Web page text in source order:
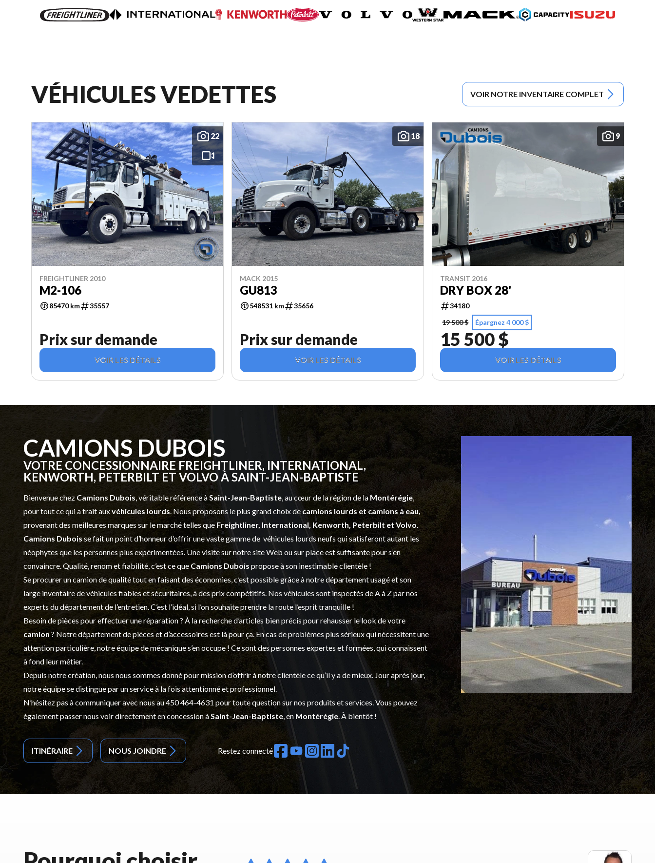
VÉHICULES VEDETTES VOIR NOTRE INVENTAIRE COMPLET
22
FREIGHTLINER 2010
M2-106
85470 km 35557
Prix sur demande
VOIR LES DÉTAILS
18
MACK 2015
GU813
548531 km 35656
Prix sur demande
VOIR LES DÉTAILS
9
TRANSIT 2016
DRY BOX 28'
34180
19 500 $
Épargnez 4 000 $
15 500 $
VOIR LES DÉTAILS
CAMIONS DUBOIS
VOTRE CONCESSIONNAIRE FREIGHTLINER, INTERNATIONAL,
KENWORTH, PETERBILT ET VOLVO À SAINT-JEAN-BAPTISTE
Bienvenue chez Camions Dubois, véritable référence àSaint-Jean-Baptiste, au cœur de la région de la Montérégie,
pour tout ce qui a trait auxvéhicules lourds. Nous proposons le plus grand choix de camions lourds et camions à eau,
provenant des meilleures marques sur le marché telles que Freightliner, International, Kenworth, Peterbilt et Volvo.
Camions Dubois se fait un point d’honneur d’offrir une vaste gamme de véhicules lourds neufsqui satisferont autant les
néophytes que les personnes plus expérimentées. Une visite sur notre site Web ou sur place est suffisante pour s’en
convaincre. Qualité, renom et fiabilité, c’est ce que Camions Dubois propose à son inestimable clientèle !
Se procurer un camion de qualité tout en faisant des économies, c’est possible grâce à notredépartement usagéet son
large inventaire de véhicules fiables et sécuritaires, à des prix compétitifs. Nos véhicules sont inspectés de A à Z par nos
experts du département de l’entretien. C’est l’idéal, si l’on souhaite prendre la route l’esprit tranquille !
Besoin de pièces pour effectuer une réparation ? À la recherche d’articles bien précis pour rehausser le look de votre
camion ? Notre département depièces et d’accessoires est là pour ça. En cas de problèmes plus sérieux qui nécessitent une
attention particulière, notre équipe de mécanique s’en occupe ! Ce sont des personnes expertes et formées, qui connaissent
à fond leur métier.
Depuis notre création, nous nous sommes donné pour mission d’offrir à notre clientèle ce qu’il y a de mieux. Jour après jour,
notre équipe se distingue par un service à la fois attentionné et professionnel.
N’hésitez pas à communiquer avec nous au450 464-4631 pour toute question sur nos produits et services. Vous pouvez
également passer nous voir directement en concession àSaint-Jean-Baptiste, en Montérégie. À bientôt !
ITINÉRAIRE NOUS JOINDRE Restez connecté